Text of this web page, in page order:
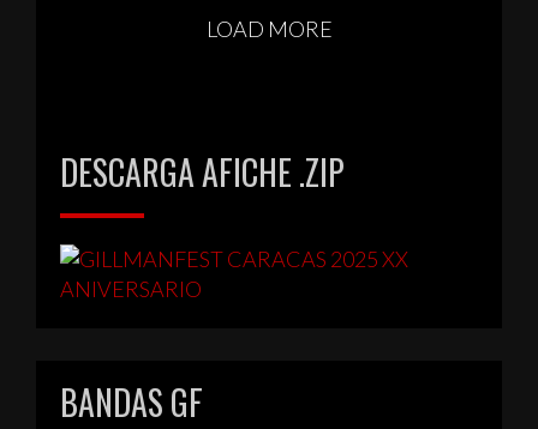
LOAD MORE
DESCARGA AFICHE .ZIP
BANDAS GF